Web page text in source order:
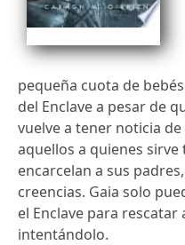
pequeña cuota de
del Enclave a pesar de
vuelve a tener noticia
aquellos a quienes
encarcelan a sus
creencias. Gaia solo
el Enclave para
intentándolo.